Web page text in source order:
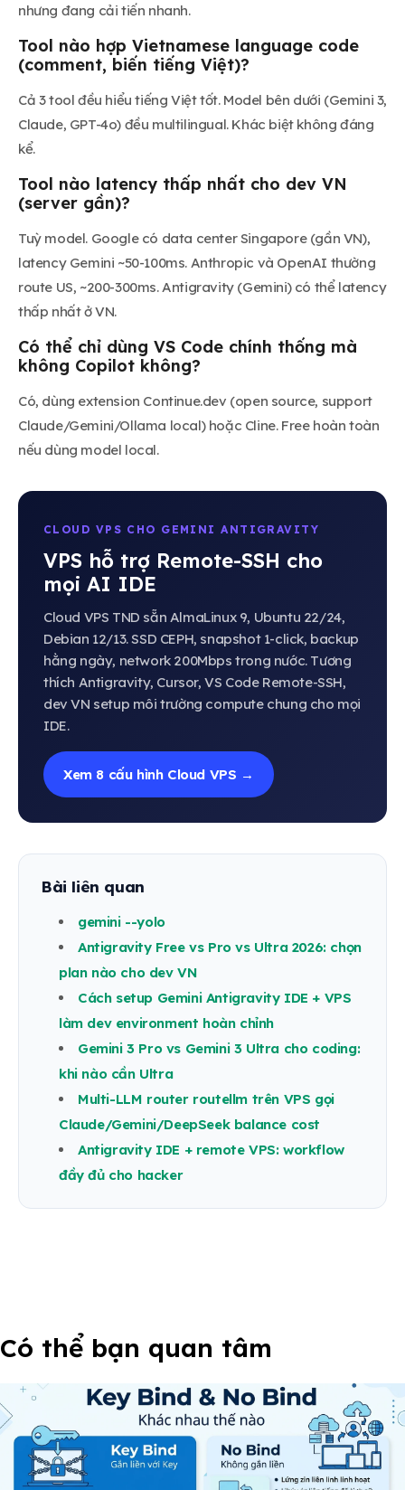
nhưng đang cải tiến nhanh.
Tool nào hợp Vietnamese language code
(comment, biến tiếng Việt)?
Cả 3 tool đều hiểu tiếng Việt tốt. Model bên dưới (Gemini 3,
Claude, GPT-4o) đều multilingual. Khác biệt không đáng
kể.
Tool nào latency thấp nhất cho dev VN
(server gần)?
Tuỳ model. Google có data center Singapore (gần VN),
latency Gemini ~50-100ms. Anthropic và OpenAI thường
route US, ~200-300ms. Antigravity (Gemini) có thể latency
thấp nhất ở VN.
Có thể chỉ dùng VS Code chính thống mà
không Copilot không?
Có, dùng extension Continue.dev (open source, support
Claude/Gemini/Ollama local) hoặc Cline. Free hoàn toàn
nếu dùng model local.
CLOUD VPS CHO GEMINI ANTIGRAVITY
VPS hỗ trợ Remote-SSH cho
mọi AI IDE
Cloud VPS TND sẵn AlmaLinux 9, Ubuntu 22/24,
Debian 12/13. SSD CEPH, snapshot 1-click, backup
hằng ngày, network 200Mbps trong nước. Tương
thích Antigravity, Cursor, VS Code Remote-SSH,
dev VN setup môi trường compute chung cho mọi
IDE.
Xem 8 cấu hình Cloud VPS →
Bài liên quan
gemini --yolo
Antigravity Free vs Pro vs Ultra 2026: chọn
plan nào cho dev VN
Cách setup Gemini Antigravity IDE + VPS
làm dev environment hoàn chỉnh
Gemini 3 Pro vs Gemini 3 Ultra cho coding:
khi nào cần Ultra
Multi-LLM router routellm trên VPS gọi
Claude/Gemini/DeepSeek balance cost
Antigravity IDE + remote VPS: workflow
đầy đủ cho hacker
Có thể bạn quan tâm